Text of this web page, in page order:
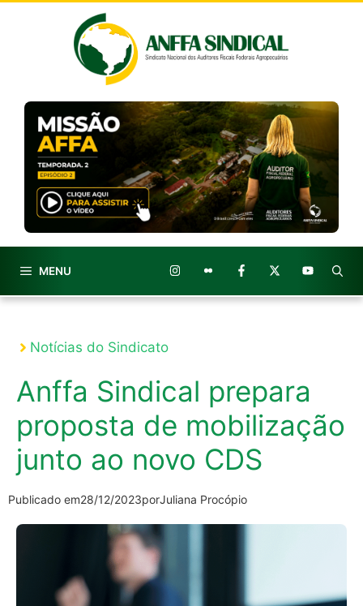
MENU
Notícias do Sindicato
Anffa Sindical prepara
proposta de mobilização
junto ao novo CDS
Publicado em28/12/2023porJuliana Procópio